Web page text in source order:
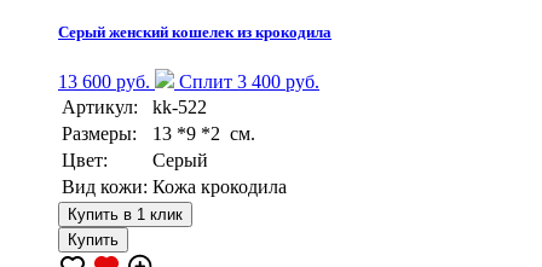
Серый женский кошелек из крокодила
13 600 руб.
Сплит 3 400 руб.
Артикул:
kk-522
Размеры:
13 *9 *2 см.
Цвет:
Серый
Вид кожи: Кожа крокодила
Купить в 1 клик
Купить